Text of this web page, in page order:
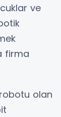
ve
firma
olan